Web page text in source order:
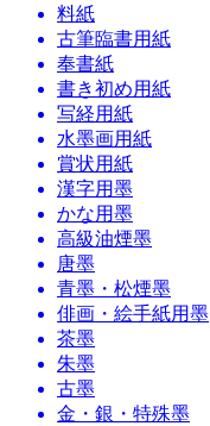
料紙
古筆臨書用紙
奉書紙
書き初め用紙
写経用紙
水墨画用紙
賞状用紙
漢字用墨
かな用墨
高級油煙墨
唐墨
青墨・松煙墨
俳画・絵手紙用墨
茶墨
朱墨
古墨
金・銀・特殊墨